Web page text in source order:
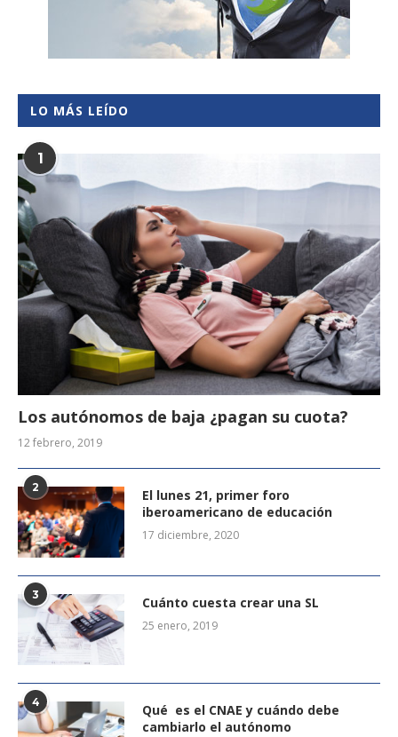
LO MÁS LEÍDO
1
Los autónomos de baja ¿pagan su cuota?
12 febrero, 2019
2
El lunes 21, primer foro
iberoamericano de educación
17 diciembre, 2020
3 Cuánto cuesta crear una SL
25 enero, 2019
4
Qué es el CNAE y cuándo debe
cambiarlo el autónomo